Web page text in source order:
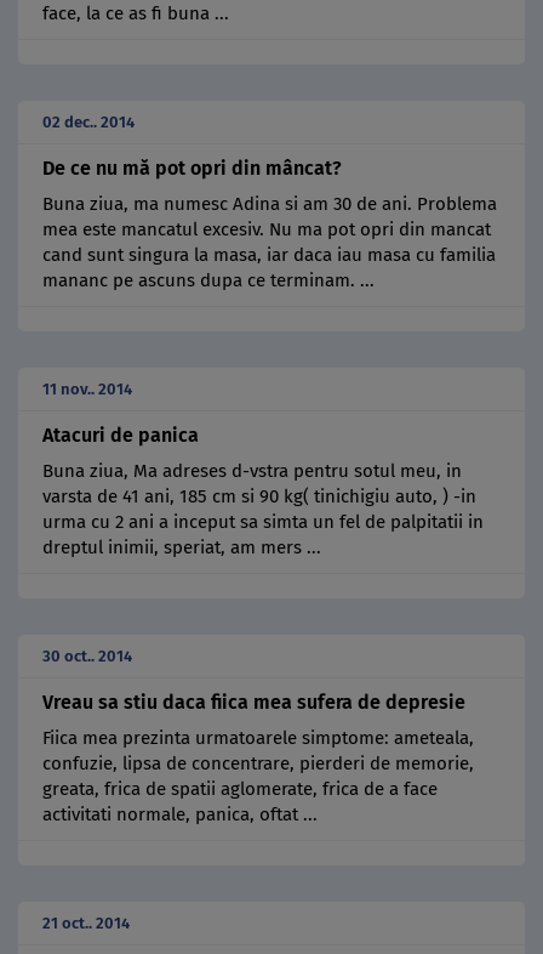
face, la ce as fi buna ...
02 dec.. 2014
De ce nu mă pot opri din mâncat?
Buna ziua, ma numesc Adina si am 30 de ani. Problema
mea este mancatul excesiv. Nu ma pot opri din mancat
cand sunt singura la masa, iar daca iau masa cu familia
mananc pe ascuns dupa ce terminam. ...
11 nov.. 2014
Atacuri de panica
Buna ziua, Ma adreses d-vstra pentru sotul meu, in
varsta de 41 ani, 185 cm si 90 kg( tinichigiu auto, ) -in
urma cu 2 ani a inceput sa simta un fel de palpitatii in
dreptul inimii, speriat, am mers ...
30 oct.. 2014
Vreau sa stiu daca fiica mea sufera de depresie
Fiica mea prezinta urmatoarele simptome: ameteala,
confuzie, lipsa de concentrare, pierderi de memorie,
greata, frica de spatii aglomerate, frica de a face
activitati normale, panica, oftat ...
21 oct.. 2014